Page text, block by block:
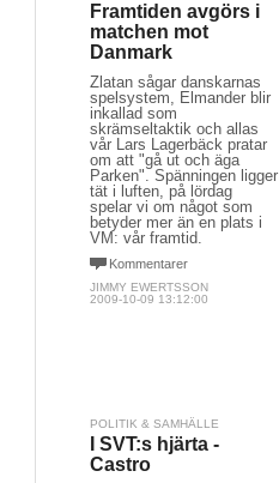
Framtiden avgörs i
matchen mot
Danmark
Zlatan sågar danskarnas
spelsystem, Elmander blir
inkallad som
skrämseltaktik och allas
vår Lars Lagerbäck pratar
om att "gå ut och äga
Parken". Spänningen ligger
tät i luften, på lördag
spelar vi om något som
betyder mer än en plats i
VM: vår framtid.
Kommentarer
JIMMY EWERTSSON
2009-10-09 13:12:00
POLITIK & SAMHÄLLE
I SVT:s hjärta -
Castro